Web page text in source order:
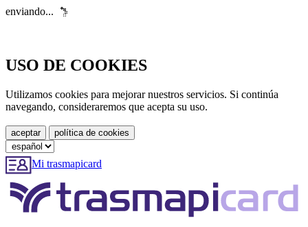
enviando...
USO DE COOKIES
Utilizamos cookies para mejorar nuestros servicios. Si continúa
navegando, consideraremos que acepta su uso.
Mi trasmapicard